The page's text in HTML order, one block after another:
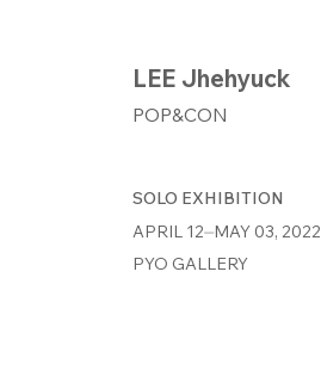
LEE Jhehyuck
POP&CON
SOLO EXHIBITION
APRIL 12⏤MAY 03, 2022
PYO GALLERY